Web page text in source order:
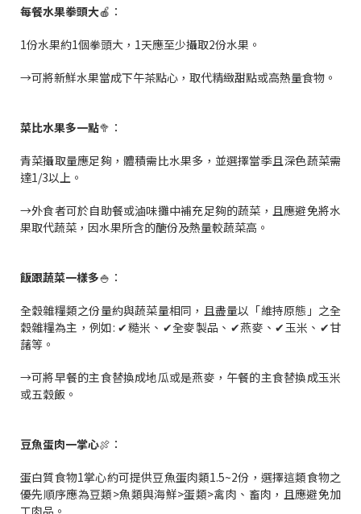
每餐水果拳頭大🍎：
1份水果約1個拳頭大，1天應至少攝取2份水果。
→可將新鮮水果當成下午茶點心，取代精緻甜點或高熱量食物。
菜比水果多一點🥦：
青菜攝取量應足夠，體積需比水果多，並選擇當季且深色蔬菜需
達1/3以上。
→外食者可於自助餐或滷味攤中補充足夠的蔬菜，且應避免將水
果取代蔬菜，因水果所含的醣份及熱量較蔬菜高。
飯跟蔬菜一樣多🍚：
全穀雜糧類之份量約與蔬菜量相同，且盡量以「維持原態」之全
穀雜糧為主，例如: ✔糙米、✔全麥製品、✔燕麥、✔玉米、✔甘
藷等。
→可將早餐的主食替換成地瓜或是燕麥，午餐的主食替換成玉米
或五穀飯。
豆魚蛋肉一掌心🍖：
蛋白質食物1掌心約可提供豆魚蛋肉類1.5~2份，選擇這類食物之
優先順序應為豆類>魚類與海鮮>蛋類>禽肉、畜肉，且應避免加